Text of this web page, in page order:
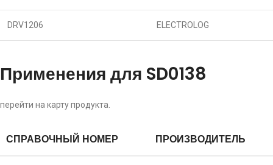
DRV1206 ELECTROLOG
Применения для SD0138
перейти на карту продукта.
СПРАВОЧНЫЙ НОМЕР ПРОИЗВОДИТЕЛЬ